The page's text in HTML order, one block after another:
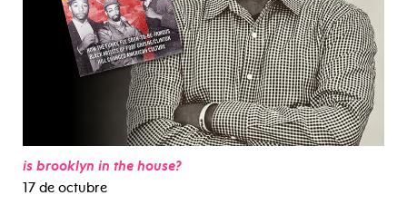
is brooklyn in the house?
17 de octubre